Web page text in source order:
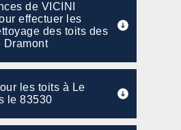
de VICINI
effectuer les
des toits des
Dramont
les toits à Le
le 83530